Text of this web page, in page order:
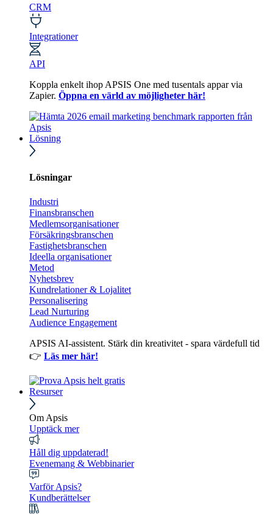
CRM
Integrationer
API
Koppla enkelt ihop APSIS One med tusentals appar via
Zapier. Öppna en värld av möjligheter här!
Lösning
Lösningar
Industri
Finansbranschen
Medlemsorganisationer
Försäkringsbranschen
Fastighetsbranschen
Ideella organisationer
Metod
Nyhetsbrev
Kundrelationer & Lojalitet
Personalisering
Lead Nurturing
Audience Engagement
APSIS AI-assistent. Stärk din kreativitet - spara värdefull tid
👉 Läs mer här!
Resurser
Om Apsis
Upptäck mer
Håll dig uppdaterad!
Evenemang & Webbinarier
Varför Apsis?
Kundberättelser